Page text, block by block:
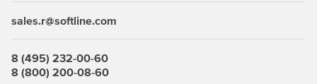
sales.r@softline.com
8 (495) 232-00-60
8 (800) 200-08-60